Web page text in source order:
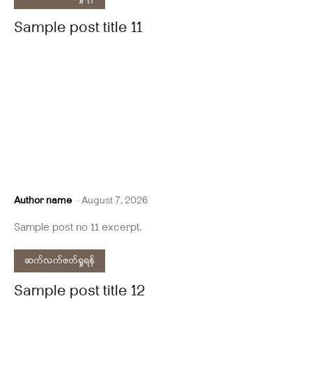
Sample post title 11
Author name -August 7, 2026
Sample post no 11 excerpt.
ဆက်လက်ဖတ်ရှုရန်
Sample post title 12